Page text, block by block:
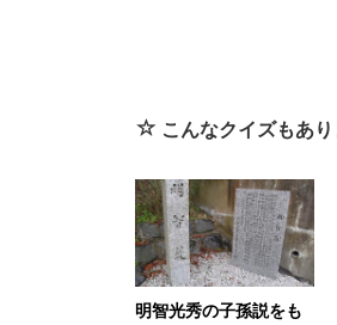
こんなクイズもあ
明智光秀の子孫説をも